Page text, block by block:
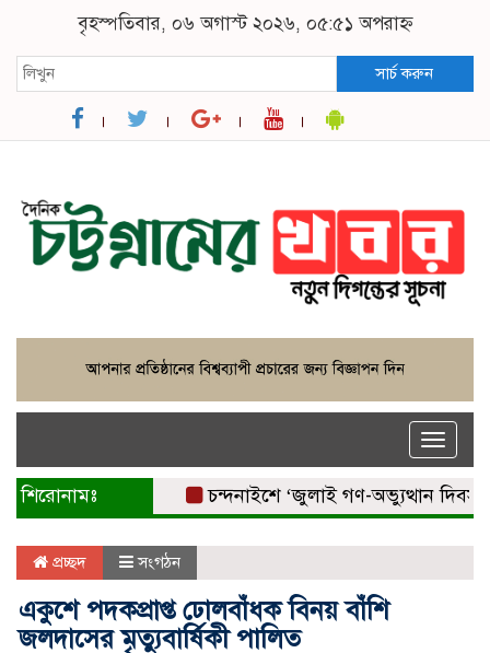
বৃহস্পতিবার, ০৬ অগাস্ট ২০২৬, ০৫:৫১ অপরাহ্ন
সার্চ করুন
Toggle
শিরোনামঃ চন্দনাইশে ‘জুলাই গণ-অভ্যুত্থান দিবস’
প্রচ্ছদ সংগঠন
একুশে পদকপ্রাপ্ত ঢোলবাঁধক বিনয় বাঁশি
জলদাসের মৃত্যুবার্ষিকী পালিত